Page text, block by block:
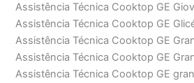
Assistência Técnica Cooktop GE
Assistência Técnica Cooktop GE
Assistência Técnica Cooktop GE
Assistência Técnica Cooktop GE
Assistência Técnica Cooktop GE